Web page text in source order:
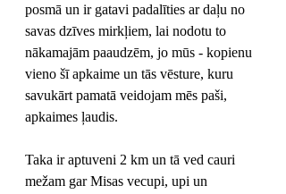
posmā un ir gatavi padalīties ar daļu no
savas dzīves mirkļiem, lai nodotu to
nākamajām paaudzēm, jo mūs - kopienu
vieno šī apkaime un tās vēsture, kuru
savukārt pamatā veidojam mēs paši,
apkaimes ļaudis.
Taka ir aptuveni 2 km un tā ved cauri
mežam gar Misas vecupi, upi un